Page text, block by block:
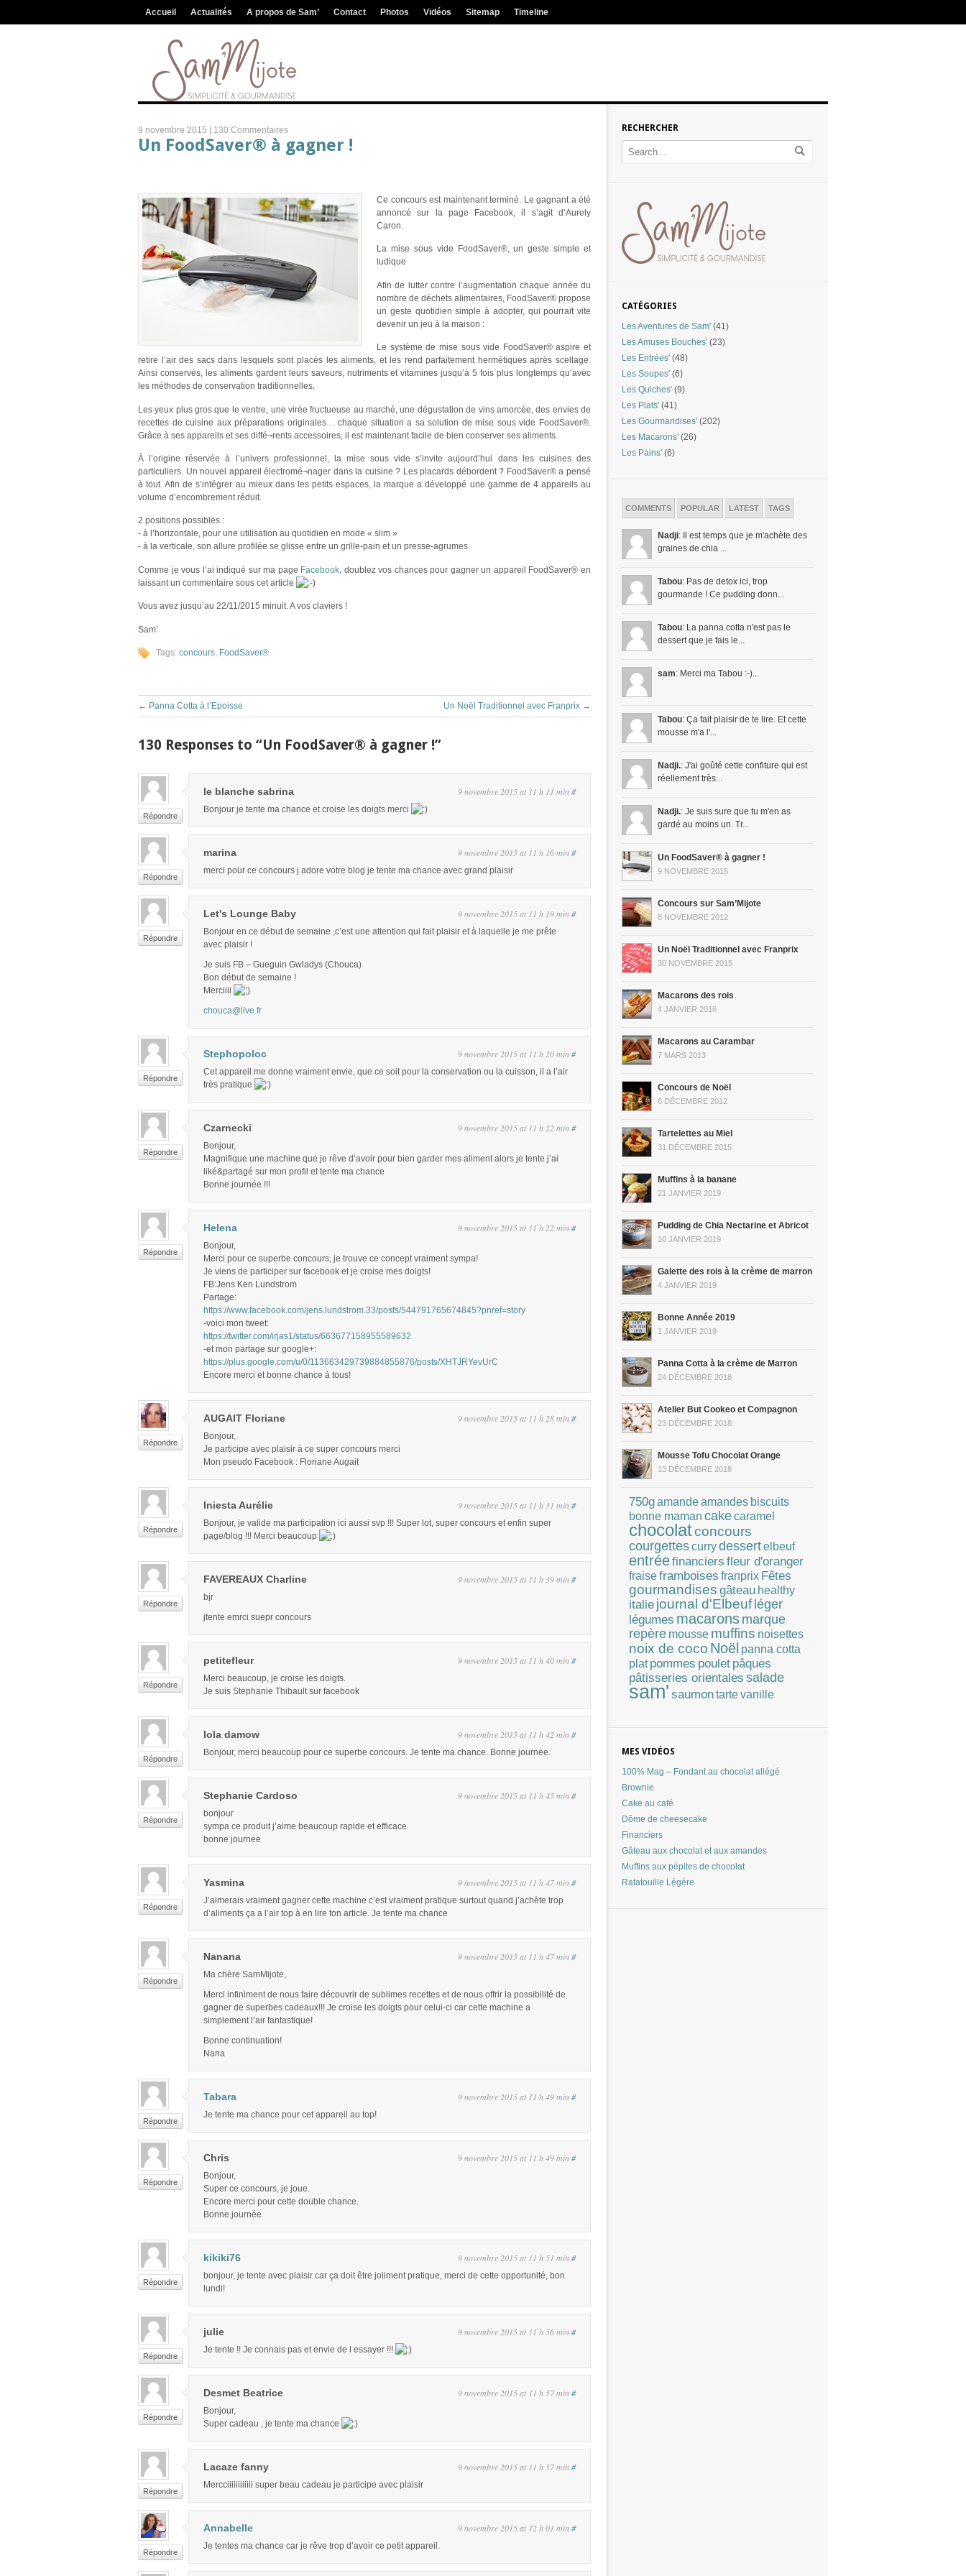
Accueil Actualités A propos de Sam’ Contact Photos Vidéos Sitemap Timeline
9 novembre 2015 | 130 Commentaires
Un FoodSaver® à gagner !
Ce concours est maintenant terminé. Le gagnant a été
annoncé sur la page Facebook, il s’agit d’Aurely
Caron.
La mise sous vide FoodSaver®, un geste simple et
ludique
Afin de lutter contre l’augmentation chaque année du
nombre de déchets alimentaires, FoodSaver® propose
un geste quotidien simple à adopter, qui pourrait vite
devenir un jeu à la maison :
Le système de mise sous vide FoodSaver® aspire et
retire l’air des sacs dans lesquels sont placés les aliments, et les rend parfaitement hermétiques après scellage.
Ainsi conservés, les aliments gardent leurs saveurs, nutriments et vitamines jusqu’à 5 fois plus longtemps qu’avec
les méthodes de conservation traditionnelles.
Les yeux plus gros que le ventre, une virée fructueuse au marché, une dégustation de vins amorcée, des envies de
recettes de cuisine aux préparations originales… chaque situation a sa solution de mise sous vide FoodSaver®.
Grâce à ses appareils et ses diffé¬rents accessoires, il est maintenant facile de bien conserver ses aliments.
À l’origine réservée à l’univers professionnel, la mise sous vide s’invite aujourd’hui dans les cuisines des
particuliers. Un nouvel appareil électromé¬nager dans la cuisine ? Les placards débordent ? FoodSaver® a pensé
à tout. Afin de s’intégrer au mieux dans les petits espaces, la marque a développé une gamme de 4 appareils au
volume d’encombrement réduit.
2 positions possibles :
- à l’horizontale, pour une utilisation au quotidien en mode « slim »
- à la verticale, son allure profilée se glisse entre un grille-pain et un presse-agrumes.
Comme je vous l’ai indiqué sur ma page Facebook , doublez vos chances pour gagner un appareil FoodSaver® en
laissant un commentaire sous cet article
Vous avez jusqu’au 22/11/2015 minuit. A vos claviers !
Sam’
Tags: concours, FoodSaver®
← Panna Cotta à l’Epoisse Un Noël Traditionnel avec Franprix →
130 Responses to “Un FoodSaver® à gagner !”
Répondre
le blanche sabrina 9 novembre 2015 at 11 h 11 min #
Bonjour je tente ma chance et croise les doigts merci
Répondre
marina 9 novembre 2015 at 11 h 16 min #
merci pour ce concours j adore votre blog je tente ma chance avec grand plaisir
Répondre
Let's Lounge Baby 9 novembre 2015 at 11 h 19 min #
Bonjour en ce début de semaine ,c’est une attention qui fait plaisir et à laquelle je me prête
avec plaisir !
Je suis FB – Gueguin Gwladys (Chouca)
Bon début de semaine !
Merciiii
chouca@live.fr
Répondre
Stephopoloc 9 novembre 2015 at 11 h 20 min #
Cet appareil me donne vraiment envie, que ce soit pour la conservation ou la cuisson, il a l’air
très pratique
Répondre
Czarnecki 9 novembre 2015 at 11 h 22 min #
Bonjour,
Magnifique une machine que je rêve d’avoir pour bien garder mes aliment alors je tente j’ai
liké&partagé sur mon profil et tente ma chance
Bonne journée !!!
Répondre
Helena 9 novembre 2015 at 11 h 22 min #
Bonjour,
Merci pour ce superbe concours, je trouve ce concept vraiment sympa!
Je viens de participer sur facebook et je croise mes doigts!
FB:Jens Ken Lundstrom
Partage:
https://www.facebook.com/jens.lundstrom.33/posts/544791765674845?pnref=story
-voici mon tweet:
https://twitter.com/irjas1/status/663677158955589632
-et mon partage sur google+:
https://plus.google.com/u/0/113663429739884855876/posts/XHTJRYevUrC
Encore merci et bonne chance à tous!
Répondre
AUGAIT Floriane 9 novembre 2015 at 11 h 28 min #
Bonjour,
Je participe avec plaisir à ce super concours merci
Mon pseudo Facebook : Floriane Augait
Répondre
Iniesta Aurélie 9 novembre 2015 at 11 h 31 min #
Bonjour, je valide ma participation ici aussi svp !!! Super lot, super concours et enfin super
page/blog !!! Merci beaucoup
Répondre
FAVEREAUX Charline 9 novembre 2015 at 11 h 39 min #
bjr
jtente emrci suepr concours
Répondre
petitefleur 9 novembre 2015 at 11 h 40 min #
Merci beaucoup, je croise les doigts.
Je suis Stephanie Thibault sur facebook
Répondre
lola damow 9 novembre 2015 at 11 h 42 min #
Bonjour, merci beaucoup pour ce superbe concours. Je tente ma chance. Bonne journėe.
Répondre
Stephanie Cardoso 9 novembre 2015 at 11 h 45 min #
bonjour
sympa ce produit j’aime beaucoup rapide et efficace
bonne journee
Répondre
Yasmina 9 novembre 2015 at 11 h 47 min #
J’aimerais vraiment gagner cette machine c’est vraiment pratique surtout quand j’achète trop
d’aliments ça a l’air top à en lire ton article. Je tente ma chance
Répondre
Nanana 9 novembre 2015 at 11 h 47 min #
Ma chère SamMijote,
Merci infiniment de nous faire découvrir de sublimes recettes et de nous offrir la possibilité de
gagner de superbes cadeaux!!! Je croise les doigts pour celui-ci car cette machine a
simplement l’air fantastique!
Bonne continuation!
Nana
Répondre
Tabara 9 novembre 2015 at 11 h 49 min #
Je tente ma chance pour cet appareil au top!
Répondre
Chris 9 novembre 2015 at 11 h 49 min #
Bonjour,
Super ce concours, je joue.
Encore merci pour cette double chance.
Bonne journée
Répondre
kikiki76 9 novembre 2015 at 11 h 51 min #
bonjour, je tente avec plaisir car ça doit être joliment pratique, merci de cette opportunité, bon
lundi!
Répondre
julie 9 novembre 2015 at 11 h 56 min #
Je tente !! Je connais pas et envie de l essayer !!!
Répondre
Desmet Beatrice 9 novembre 2015 at 11 h 57 min #
Bonjour,
Super cadeau , je tente ma chance
Répondre
Lacaze fanny 9 novembre 2015 at 11 h 57 min #
Mercciiiiiiiiiiii super beau cadeau je participe avec plaisir
Répondre
Annabelle 9 novembre 2015 at 12 h 01 min #
Je tentes ma chance car je rêve trop d’avoir ce petit appareil.
RECHERCHER
CATÉGORIES
Les Aventures de Sam' (41)
Les Amuses Bouches' (23)
Les Entrées' (48)
Les Soupes' (6)
Les Quiches' (9)
Les Plats' (41)
Les Gourmandises' (202)
Les Macarons' (26)
Les Pains' (6)
COMMENTS POPULAR LATEST TAGS
Nadji: Il est temps que je m'achète des
graines de chia ...
Tabou: Pas de detox ici, trop
gourmande ! Ce pudding donn...
Tabou: La panna cotta n'est pas le
dessert que je fais le...
sam: Merci ma Tabou :-)...
Tabou: Ça fait plaisir de te lire. Et cette
mousse m'a l'...
Nadji.: J'ai goûté cette confiture qui est
réellement très...
Nadji.: Je suis sure que tu m'en as
gardé au moins un. Tr...
Un FoodSaver® à gagner !
9 NOVEMBRE 2015
Concours sur Sam’Mijote
8 NOVEMBRE 2012
Un Noël Traditionnel avec Franprix
30 NOVEMBRE 2015
Macarons des rois
4 JANVIER 2016
Macarons au Carambar
7 MARS 2013
Concours de Noël
6 DÉCEMBRE 2012
Tartelettes au Miel
31 DÉCEMBRE 2015
Muffins à la banane
21 JANVIER 2019
Pudding de Chia Nectarine et Abricot
10 JANVIER 2019
Galette des rois à la crème de marron
4 JANVIER 2019
Bonne Année 2019
1 JANVIER 2019
Panna Cotta à la crème de Marron
24 DÉCEMBRE 2018
Atelier But Cookeo et Compagnon
23 DÉCEMBRE 2018
Mousse Tofu Chocolat Orange
13 DÉCEMBRE 2018
750gamandeamandes biscuits
bonne maman cakecaramel
chocolatconcours
courgettescurrydessertelbeuf
entréefinanciers fleur d'oranger
fraiseframboises franprix Fêtes
gourmandises gâteau healthy
italie journal d'Elbeuf léger
légumes macarons marque
repère mousse muffins noisettes
noix de coco Noël panna cotta
plat pommes poulet pâques
pâtisseries orientales salade
sam' saumontartevanille
MES VIDÉOS
100% Mag – Fondant au chocolat allégé
Brownie
Cake au café
Dôme de cheesecake
Financiers
Gâteau aux chocolat et aux amandes
Muffins aux pépites de chocolat
Ratatouille Légère